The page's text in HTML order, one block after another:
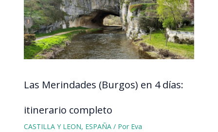
Las Merindades (Burgos) en 4 días:
itinerario completo
CASTILLA Y LEON, ESPAÑA/ Por Eva